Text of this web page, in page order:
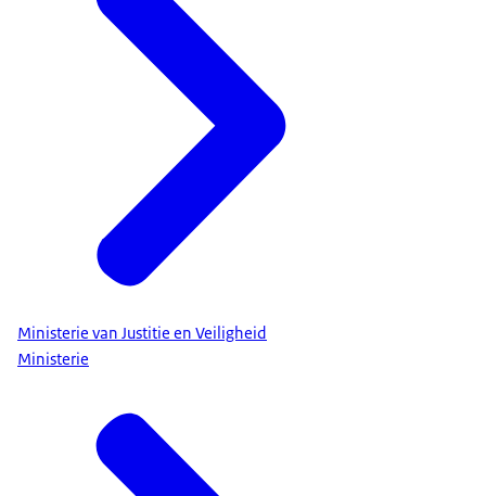
Ministerie van Justitie en Veiligheid
Ministerie